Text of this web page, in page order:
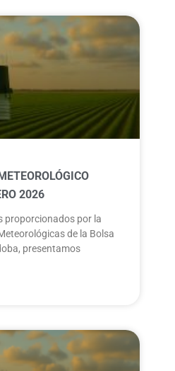
2026
proporcionados por la
de la Bolsa
presentamos